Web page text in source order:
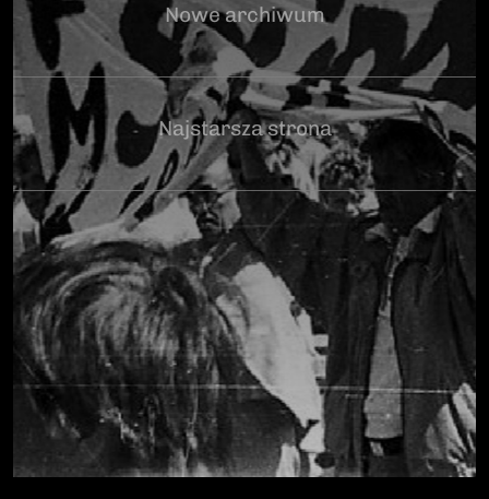
Nowe archiwum
Najstarsza strona